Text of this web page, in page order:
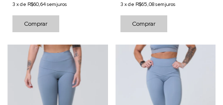
3 xde R$60,64sem juros
Comprar
3 xde R$65,08sem juros
Comprar